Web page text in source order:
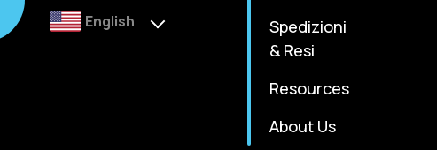
English
Spedizioni
& Resi
Resources
About Us